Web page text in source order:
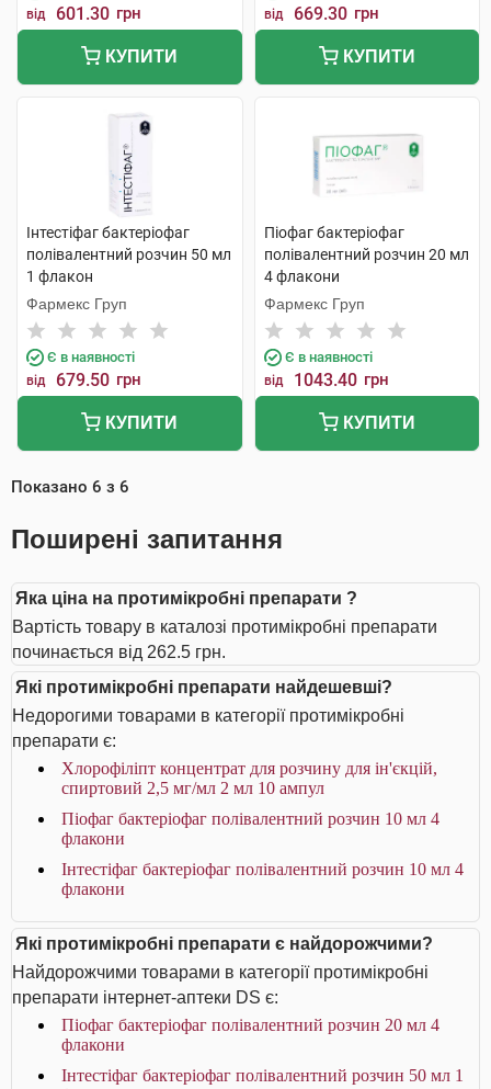
від 601.30 грн
КУПИТИ
від 669.30 грн
КУПИТИ
Інтестіфаг бактеріофаг
полівалентний розчин 50 мл
1 флакон
Фармекс Груп
Є в наявності
від 679.50 грн
КУПИТИ
Піофаг бактеріофаг
полівалентний розчин 20 мл
4 флакони
Фармекс Груп
Є в наявності
від 1043.40 грн
КУПИТИ
Показано 6 з 6
Поширені запитання
Яка ціна на протимікробні препарати ?
Вартість товару в каталозі протимікробні препарати
починається від 262.5 грн.
Які протимікробні препарати найдешевші?
Недорогими товарами в категорії протимікробні
препарати є:
Хлорофіліпт концентрат для розчину для ін'єкцій,
спиртовий 2,5 мг/мл 2 мл 10 ампул
Піофаг бактеріофаг полівалентний розчин 10 мл 4
флакони
Інтестіфаг бактеріофаг полівалентний розчин 10 мл 4
флакони
Які протимікробні препарати є найдорожчими?
Найдорожчими товарами в категорії протимікробні
препарати інтернет-аптеки DS є:
Піофаг бактеріофаг полівалентний розчин 20 мл 4
флакони
Інтестіфаг бактеріофаг полівалентний розчин 50 мл 1